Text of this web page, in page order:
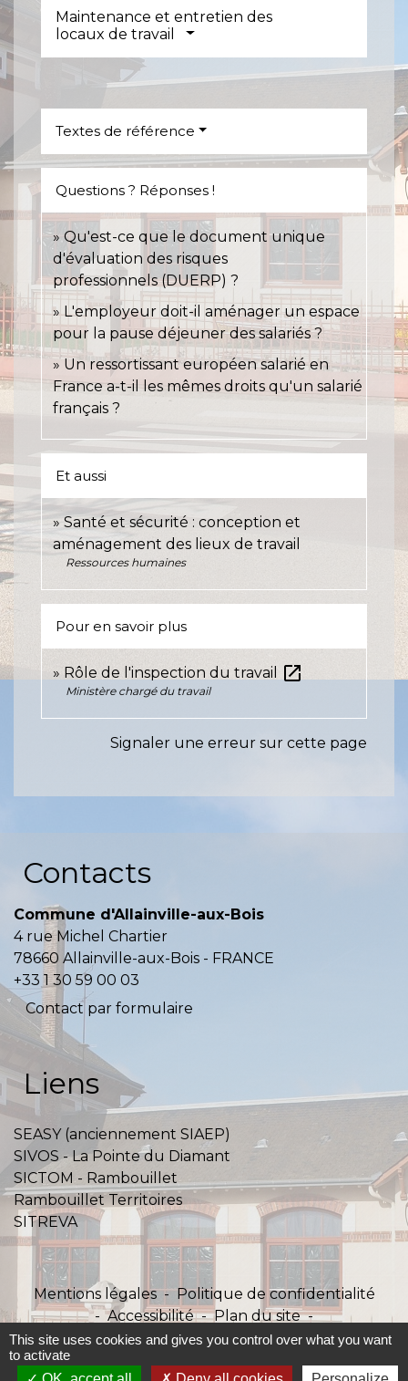
Maintenance et entretien des
locaux de travail
Textes de référence
Questions ? Réponses !
Qu'est-ce que le document unique
d'évaluation des risques
professionnels (DUERP) ?
L'employeur doit-il aménager un espace
pour la pause déjeuner des salariés ?
Un ressortissant européen salarié en
France a-t-il les mêmes droits qu'un salarié
français ?
Et aussi
Santé et sécurité : conception et
aménagement des lieux de travail
Ressources humaines
Pour en savoir plus
Rôle de l'inspection du travail open_in_new
Ministère chargé du travail
Signaler une erreur sur cette page
Contacts
Commune d'Allainville-aux-Bois
4 rue Michel Chartier
78660 Allainville-aux-Bois - FRANCE
+33 1 30 59 00 03
Contact par formulaire
Liens
SEASY (anciennement SIAEP)
SIVOS - La Pointe du Diamant
SICTOM - Rambouillet
Rambouillet Territoires
SITREVA
Mentions légales - Politique de confidentialité
- Accessibilité - Plan du site -
Gestion des cookies
This site uses cookies and gives you control over what you want
to activate